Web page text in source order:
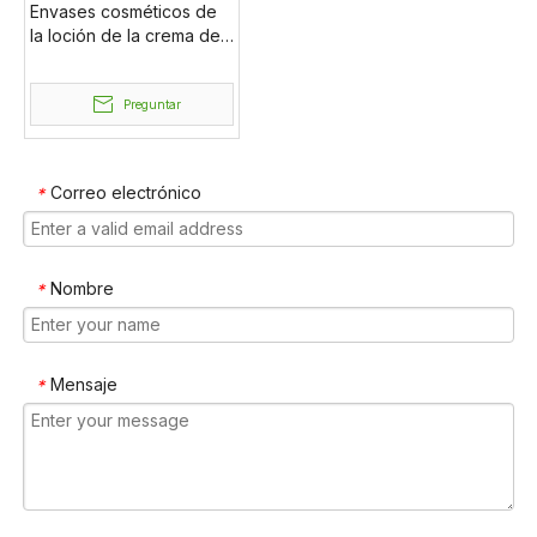
Envases cosméticos de
la loción de la crema del
champú, botellas
recargables tamaño del
viaje tubo claro mate
Preguntar
* Correo electrónico
* Nombre
* Mensaje